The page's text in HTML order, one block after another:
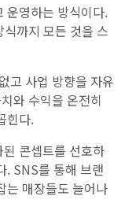
운영하는 방식이다.
까지 모든 것을 스
고 사업 방향을 자유
와 수익을 온전히
힌다.
콘셉트를 선호하
. SNS를 통해 브랜
는 매장들도 늘어나